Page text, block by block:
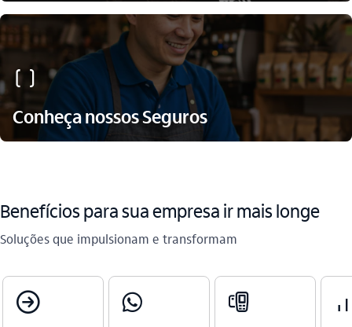
seguro
Conheça nossos Seguros
Benefícios para sua empresa ir mais longe
Soluções que impulsionam e transformam​
compra_outline whatsapp_outline maquina_cartao_outline